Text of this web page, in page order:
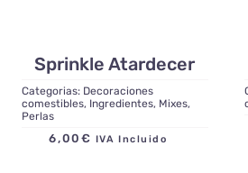
Sprinkle Atardecer
Categorias: Decoraciones
comestibles, Ingredientes, Mixes,
Perlas
6,00 € IVA Incluido